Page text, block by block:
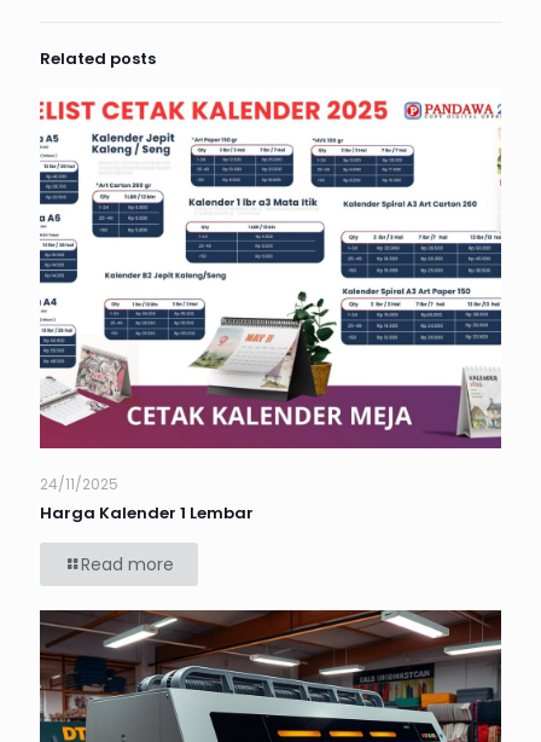
Related posts
24/11/2025
Harga Kalender 1 Lembar
Read more